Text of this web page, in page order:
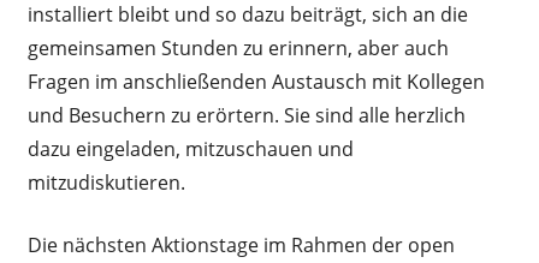
installiert bleibt und so dazu beiträgt, sich an die
gemeinsamen Stunden zu erinnern, aber auch
Fragen im anschließenden Austausch mit Kollegen
und Besuchern zu erörtern. Sie sind alle herzlich
dazu eingeladen, mitzuschauen und
mitzudiskutieren.
Die nächsten Aktionstage im Rahmen der open